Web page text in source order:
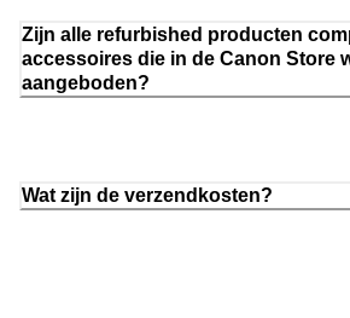
Zijn alle refurbished producten
accessoires die in de Canon Store
aangeboden?
Wat zijn de verzendkosten?